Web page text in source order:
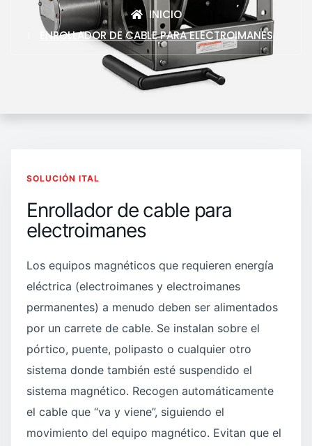
INICIO
ENROLLADOR DE CABLE PARA ELECTROIMANES
SOLUCIÓN ITAL
Enrollador de cable para
electroimanes
Los equipos magnéticos que requieren energía
eléctrica (electroimanes y electroimanes
permanentes) a menudo deben ser alimentados
por un carrete de cable. Se instalan sobre el
pórtico, puente, polipasto o cualquier otro
sistema donde también esté suspendido el
sistema magnético. Recogen automáticamente
el cable que “va y viene”, siguiendo el
movimiento del equipo magnético. Evitan que el